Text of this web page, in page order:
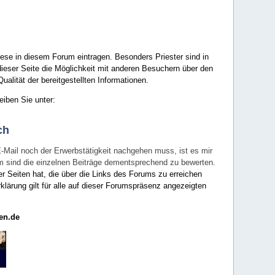
in diesem Forum eintragen. Besonders Priester sind in
Seite die Möglichkeit mit anderen Besuchern über den
der bereitgestellten Informationen.
Sie unter:
noch der Erwerbstätigkeit nachgehen muss, ist es mir
die einzelnen Beiträge dementsprechend zu bewerten.
Seiten hat, die über die Links des Forums zu erreichen
gilt für alle auf dieser Forumspräsenz angezeigten